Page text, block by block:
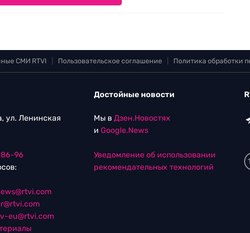
СМИ RTVI Пользовательское соглашение Политика обработки
ул. Ленинская
86-96
eu@rtvi.com
Достойные новости
Мы в Дзен.Новостях
и Google.News
Уведомление об использовании
рекомендательных технологий